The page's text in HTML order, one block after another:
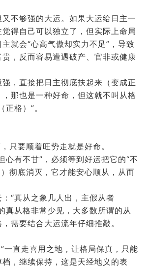
不够强的大运。如果大运给日主一
得自己可以独立了，但实际上命局
就会“心高气傲却实力不足”，导致
，反而容易遭遇破产、官非或健康
，直接把日主彻底扶起来（变成正
那也是一种好命，但这就不叫从格
正格）”。
只要顺着旺势走就是好命。
心有不甘”，必须等到好运把它的“不
彻底消灭，它才能安心顺从，从而
“真从之象几人出，主假从者
真从格非常少见，大多数所谓的从
需要结合大运流年仔细推敲。
一直走喜用之地，让格局保真，只能
，继续保持，这是天经地义的表